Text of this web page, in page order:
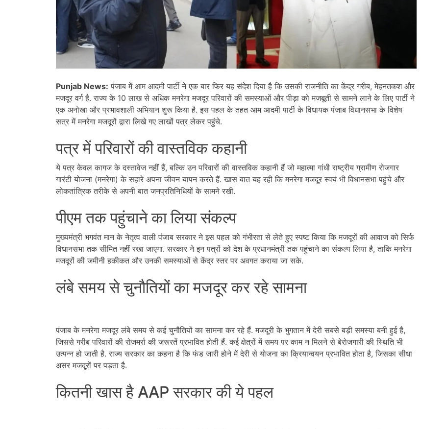
Punjab News: पंजाब में आम आदमी पार्टी ने एक बार फिर यह संदेश दिया है कि उसकी राजनीति का केंद्र गरीब, मेहनतकश और
मजदूर वर्ग है. राज्य के 10 लाख से अधिक मनरेगा मजदूर परिवारों की समस्याओं और पीड़ा को मजबूती से सामने लाने के लिए पार्टी ने
एक अनोखा और प्रभावशाली अभियान शुरू किया है. इस पहल के तहत आम आदमी पार्टी के विधायक पंजाब विधानसभा के विशेष
सत्र में मनरेगा मजदूरों द्वारा लिखे गए लाखों पत्र लेकर पहुंचे.
पत्र में परिवारों की वास्तविक कहानी
ये पत्र केवल कागज के दस्तावेज नहीं हैं, बल्कि उन परिवारों की वास्तविक कहानी हैं जो महात्मा गांधी राष्ट्रीय ग्रामीण रोजगार
गारंटी योजना (मनरेगा) के सहारे अपना जीवन यापन करते हैं. खास बात यह रही कि मनरेगा मजदूर स्वयं भी विधानसभा पहुंचे और
लोकतांत्रिक तरीके से अपनी बात जनप्रतिनिधियों के सामने रखी.
पीएम तक पहुंचाने का लिया संकल्प
मुख्यमंत्री भगवंत मान के नेतृत्व वाली पंजाब सरकार ने इस पहल को गंभीरता से लेते हुए स्पष्ट किया कि मजदूरों की आवाज को सिर्फ
विधानसभा तक सीमित नहीं रखा जाएगा. सरकार ने इन पत्रों को देश के प्रधानमंत्री तक पहुंचाने का संकल्प लिया है, ताकि मनरेगा
मजदूरों की जमीनी हकीकत और उनकी समस्याओं से केंद्र स्तर पर अवगत कराया जा सके.
लंबे समय से चुनौतियों का मजदूर कर रहे सामना
पंजाब के मनरेगा मजदूर लंबे समय से कई चुनौतियों का सामना कर रहे हैं. मजदूरी के भुगतान में देरी सबसे बड़ी समस्या बनी हुई है,
जिससे गरीब परिवारों की रोजमर्रा की जरूरतें प्रभावित होती हैं. कई क्षेत्रों में समय पर काम न मिलने से बेरोजगारी की स्थिति भी
उत्पन्न हो जाती है. राज्य सरकार का कहना है कि फंड जारी होने में देरी से योजना का क्रियान्वयन प्रभावित होता है, जिसका सीधा
असर मजदूरों पर पड़ता है.
कितनी खास है AAP सरकार की ये पहल